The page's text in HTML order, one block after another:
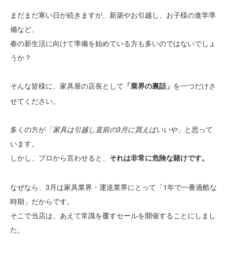
まだまだ寒い日が続きますが、新築やお引越し、お子様の進学準
備など、
春の新生活に向けて準備を始めている方も多いのではないでしょ
うか？
そんな皆様に、家具屋の店長として 「業界の裏話」 を一つだけさ
せてください。
多くの方が 「家具は引越し直前の3月に買えばいいや」 と思って
います。
しかし、プロから言わせると、
それは非常に危険な賭けです。
なぜなら、3月は家具業界・運送業界にとって「1年で一番過酷な
時期」だからです。
そこで当店は、あえて常識を覆すセールを開催することにしまし
た。